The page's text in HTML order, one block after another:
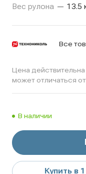
Вес рулона — 13.5
Все
Цена действительна
может отличаться
В наличии
Купить в